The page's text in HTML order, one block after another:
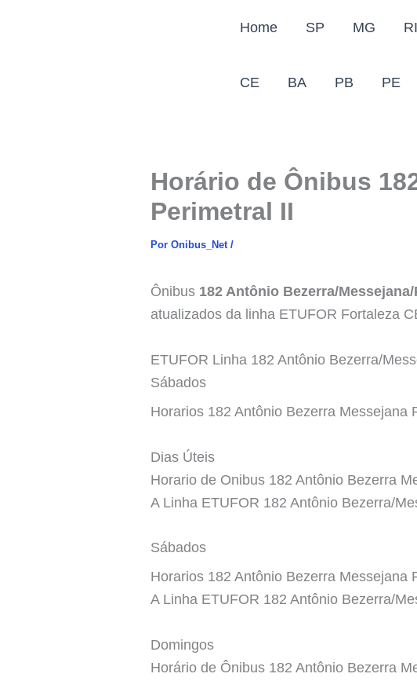
Home SP MG
CE BA PB PE
Horário de Ônibus
Perimetral II
Por Onibus_Net /
Ônibus 182 Antônio Bezerra/
atualizados da linha ETUFOR Fortaleza
ETUFOR Linha 182 Antônio Bezerra/
Sábados
Horarios 182 Antônio Bezerra Messejana
Dias Úteis
Horario de Onibus 182 Antônio Bezerra
A Linha ETUFOR 182 Antônio Bezerra/
Sábados
Horarios 182 Antônio Bezerra Messejana
A Linha ETUFOR 182 Antônio Bezerra/
Domingos
Horário de Ônibus 182 Antônio Bezerra